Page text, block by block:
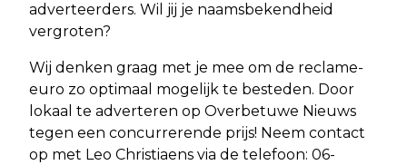
adverteerders. Wil jij je naamsbekendheid
vergroten?
Wij denken graag met je mee om de reclame-
euro zo optimaal mogelijk te besteden. Door
lokaal te adverteren op Overbetuwe Nieuws
tegen een concurrerende prijs! Neem contact
op met Leo Christiaens via de telefoon: 06-